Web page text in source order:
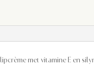
met vitamine E en